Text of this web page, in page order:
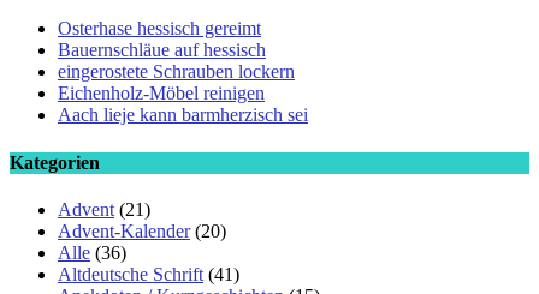
Osterhase hessisch gereimt
Bauernschläue auf hessisch
eingerostete Schrauben lockern
Eichenholz-Möbel reinigen
Aach lieje kann barmherzisch sei
Kategorien
Advent (21)
Advent-Kalender(20)
Alle (36)
Altdeutsche Schrift (41)